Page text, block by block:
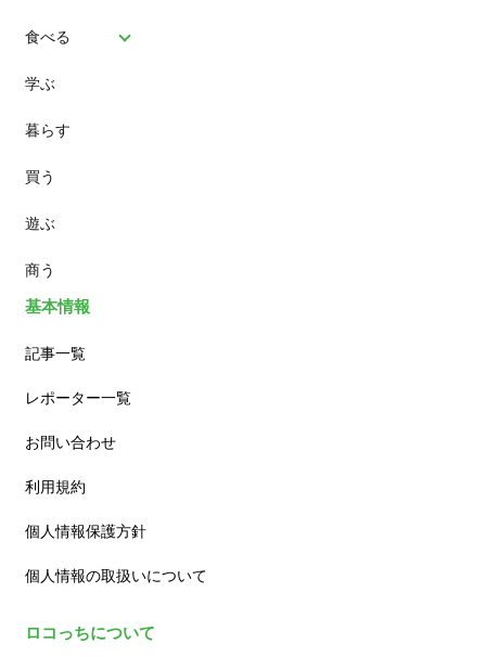
食べる
パン
スイーツ
ランチ
カフェ
学ぶ
暮らす
買う
遊ぶ
商う
基本情報
記事一覧
レポーター一覧
お問い合わせ
利用規約
個人情報保護方針
個人情報の取扱いについて
ロコっちについて